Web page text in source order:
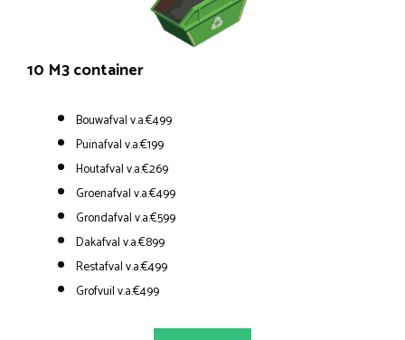
10 M3 container
Bouwafval v.a.€499
Puinafval v.a.€199
Houtafval v.a.€269
Groenafval v.a.€499
Grondafval v.a.€599
Dakafval v.a.€899
Restafval v.a.€499
Grofvuil v.a.€499